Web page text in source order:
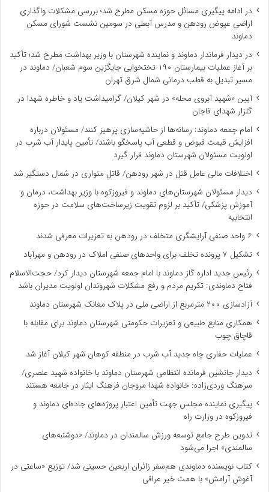
در ادامه پیگیری مسائل حوزه مسکن مطرح شد؛ بررسی مشکلات واگذاری
اراضی عیوض رودهن و مدرس آبعلی در سومین نشست شورای مسکن
دماوند
در دیدار فرماندار دماوند و نماینده شهرستان با وزیر بهداشت مطرح شد؛ تأکید
بر آغاز عملیات بیمارستان ۱۹۰ تختخوابی جایگزین سوم شعبان/ دماوند در
مسیر تبدیل به قطب درمانی شمال شرق تهران
آیین «شهید آبروی محله» در شهر کیلان/ گرامیداشت یاد و خاطره شهدا در
گلزار شهدای فاجان
امام جمعه دماوند: رسانه‌ها از حاشیه‌سازی پرهیز کنند/ مسئولان درباره
افزایش قیمت قبوض و قطعی آب پاسخگو باشند/ تأمین پایدار آب شرب در
اولویت مسئولان شهرستان دماوند قرار گیرد
اختلافات مالی عامل قتل در شهر رودهن/ قاتلِ متواری در شمال دستگیر شد
دیدار مسئولان شهرستان‌های دماوند و فیروزکوه با وزیر بهداشت، درمان و
آموزش پزشکی/ تأکید بر لزوم تقویت زیرساخت‌های سلامت در حوزه
انتخابیه
۶ واحد صنفی آرایشگری متخلف در رودهن به تعزیرات معرفی شدند
تشکیل ۷ پرونده تخلف برای واحدهای صنفی املاک در رودهن و مهرآباد
رئیس جدید اداره گاز دماوند با امام جمعه شهرستان دیدار کرد/ حجت‌الاسلام
فتاح دماوندی: تکریم مردم و رفع مشکلات شهروندان اولویت مدیران باشد
آزادسازی ۲۰۰ مترمربع از اراضی ملی در پلاک مغانک شهرستان دماوند
همکاری منابع طبیعی و تعزیرات حکومتی شهرستان دماوند برای مقابله با
قاچاق چوب
عملیات حفاری چاه جدید آب شرب در منطقه کوهان شهر کیلان آغاز شد
دیدار جانشین فرمانده انتظامی شهرستان دماوند با خانواده شهید عنصری/
سرهنگ وردی‌زاده: خانواده شهدا مروجان فرهنگ ایثار در جامعه هستند
پیگیری نماینده مجلس جهت تأمین اعتبار پروژه‌های جاده‌ای دماوند و
فیروزکوه در وزارت راه
تدوین طرح جامع توسعه ورزش سالمندان در دماوند/ «دوشنبه‌های
سالمندی» اجرا می‌شود
کتاب نویسنده دماوندی هم‌سفر زائران اربعین حسینی شد/ توزیع «ساعتی در
آغوش آرامش» با همت خیر عراقی